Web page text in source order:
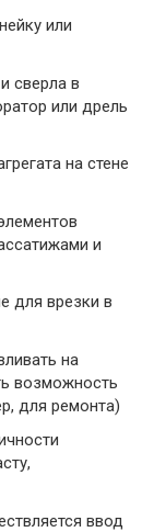
или
сверла в
или дрель
на стене
и
для врезки в
на
возможность
для ремонта)
ввод